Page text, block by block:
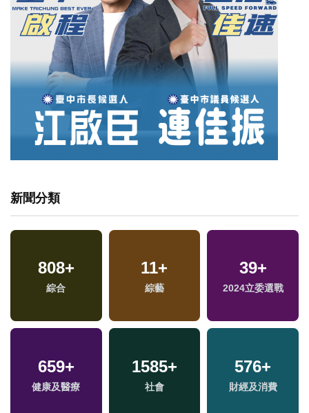
新聞分類
808+
綜合
11+
綜藝
39+
2024立委選戰
659+
健康及醫療
1585+
社會
576+
財經及消費
15+
海峽論壇專區
473+
旅遊
20+
評論
80+
兩岸
1268+
政治
84+
美食